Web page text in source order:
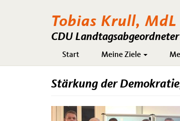
Tobias Krull, MdL
CDU
Hauptnavigation
Start Meine Ziele
Stärkung der